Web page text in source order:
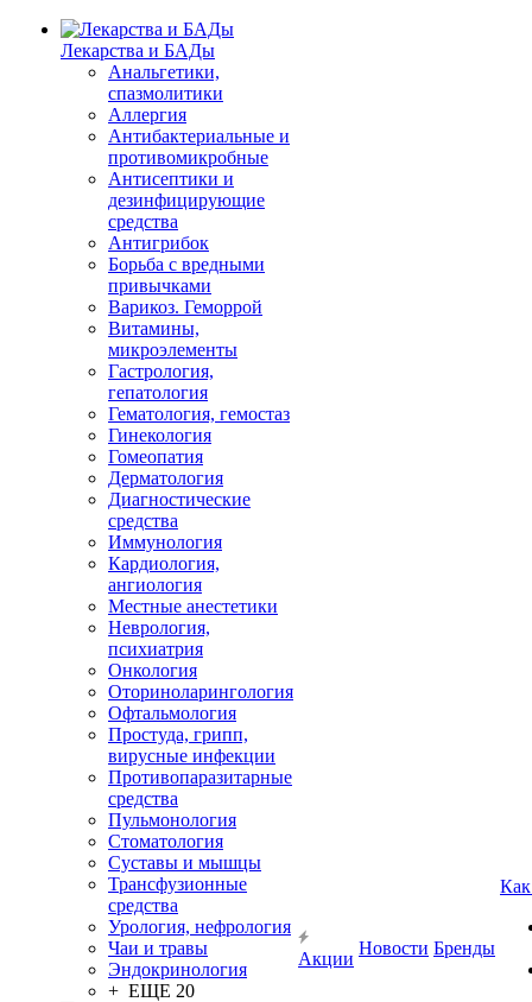
Лекарства и БАДы
Анальгетики,
спазмолитики
Аллергия
Антибактериальные и
противомикробные
Антисептики и
дезинфицирующие
средства
Антигрибок
Борьба с вредными
привычками
Варикоз. Геморрой
Витамины,
микроэлементы
Гастрология,
гепатология
Гематология, гемостаз
Гинекология
Гомеопатия
Дерматология
Диагностические
средства
Иммунология
Кардиология,
ангиология
Местные анестетики
Неврология,
психиатрия
Онкология
Оториноларингология
Офтальмология
Простуда, грипп,
вирусные инфекции
Противопаразитарные
средства
Пульмонология
Стоматология
Суставы и мышцы
Трансфузионные
средства
Урология, нефрология
Чаи и травы
Эндокринология
+ ЕЩЕ 20
Акции
Новости Бренды